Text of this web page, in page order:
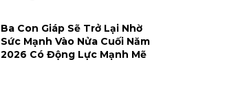
Ba Con Giáp Sẽ Trở Lại Nhờ
Sức Mạnh Vào Nửa Cuối Năm
2026 Có Động Lực Mạnh Mẽ